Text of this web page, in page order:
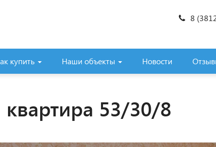
8
купить Наши объекты Новости
53/30/8